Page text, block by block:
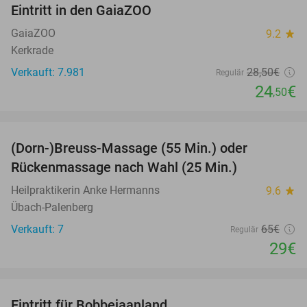
Eintritt in den GaiaZOO
GaiaZOO 9.2 star
Kerkrade
Verkauft: 7.981
Regulär 28,50€
24,50€
(Dorn-)Breuss-Massage (55 Min.) oder
Rückenmassage nach Wahl (25 Min.)
Heilpraktikerin Anke Hermanns 9.6 star
Übach-Palenberg
Verkauft: 7
Regulär 65€
29€